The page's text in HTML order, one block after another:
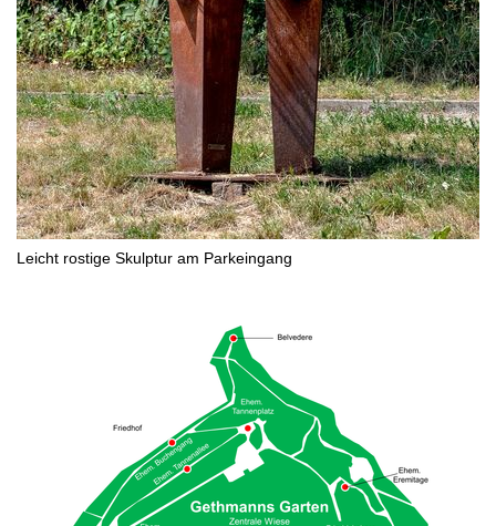
Leicht rostige Skulptur am Parkeingang